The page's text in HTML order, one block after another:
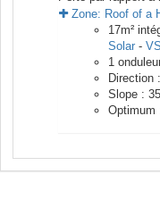
Zone: Roof of a
17m²
Solar -
1
Direction :
Slope : 35
Optimum